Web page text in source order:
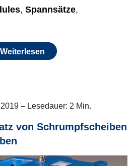
, Spannsätze,
Weiterlesen
– Lesedauer: 2 Min.
von Schrumpfscheiben